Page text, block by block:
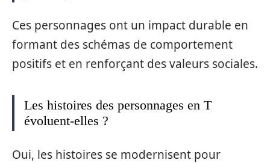
Ces personnages ont un impact durable en
formant des schémas de comportement
positifs et en renforçant des valeurs sociales.
Les histoires des personnages en T
évoluent-elles ?
Oui, les histoires se modernisent pour